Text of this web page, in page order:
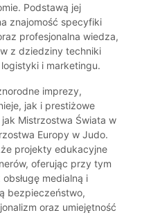
Podstawą jej
znajomość specyfiki
profesjonalna wiedza,
z dziedziny techniki
i marketingu.
imprezy,
jak i prestiżowe
Mistrzostwa Świata w
Europy w Judo.
projekty edukacyjne
oferując przy tym
medialną i
bezpieczeństwo,
oraz umiejętność